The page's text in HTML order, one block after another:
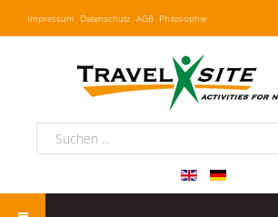
Impressum Datenschutz AGB Philosophie